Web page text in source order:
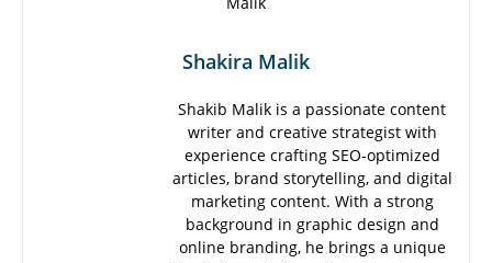
Shakira Malik
Shakib Malik is a passionate content
writer and creative strategist with
experience crafting SEO-optimized
articles, brand storytelling, and digital
marketing content. With a strong
background in graphic design and
online branding, he brings a unique